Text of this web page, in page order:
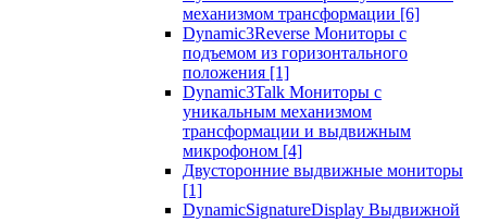
механизмом трансформации [6]
Dynamic3Reverse Мониторы с
подъемом из горизонтального
положения [1]
Dynamic3Talk Мониторы с
уникальным механизмом
трансформации и выдвижным
микрофоном [4]
Двусторонние выдвижные мониторы
[1]
DynamicSignatureDisplay Выдвижной